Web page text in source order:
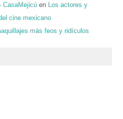
CasaMejicú en
Los actores y
cine mexicano
más feos y ridículos